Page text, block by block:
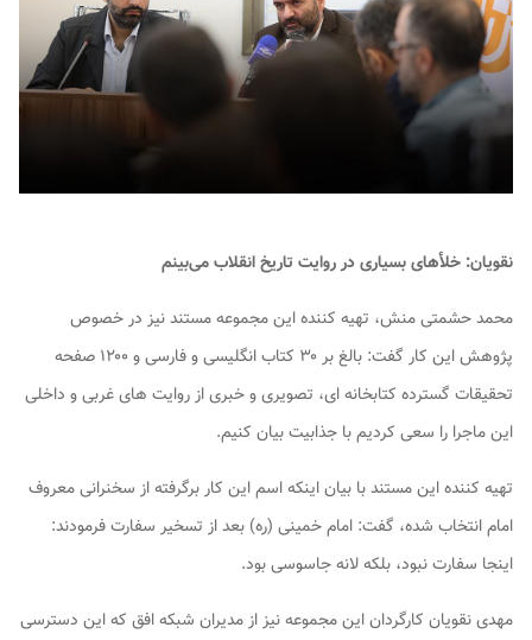
نقویان: خلأهای بسیاری در روایت تاریخ انقلاب می‌بینم
محمد حشمتی منش، تهیه کننده این مجموعه مستند نیز در خصوص
پژوهش این کار گفت: بالغ بر ۳۰ کتاب انگلیسی و فارسی و ۱۲۰۰ صفحه
تحقیقات گسترده کتابخانه ای، تصویری و خبری از روایت های غربی و داخلی
این ماجرا را سعی کردیم با جذابیت بیان کنیم.
تهیه کننده این مستند با بیان اینکه اسم این کار برگرفته از سخنرانی معروف
امام انتخاب شده، گفت: امام خمینی (ره) بعد از تسخیر سفارت فرمودند:
اینجا سفارت نبود، بلکه لانه جاسوسی بود.
مهدی نقویان کارگردان این مجموعه نیز از مدیران شبکه افق که این دسترسی